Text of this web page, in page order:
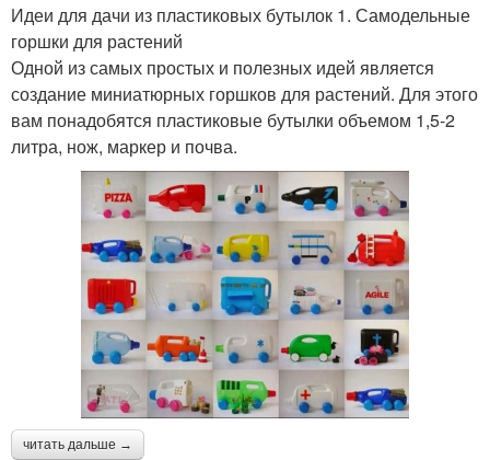
Идеи для дачи из пластиковых бутылок 1. Самодельные
горшки для растений
Одной из самых простых и полезных идей является
создание миниатюрных горшков для растений. Для этого
вам понадобятся пластиковые бутылки объемом 1,5-2
литра, нож, маркер и почва.
читать дальше →